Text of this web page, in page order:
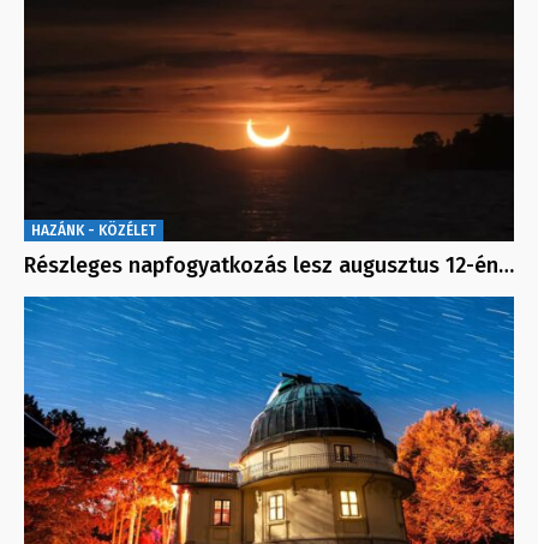
HAZÁNK - KÖZÉLET
Részleges napfogyatkozás lesz augusztus 12-én…